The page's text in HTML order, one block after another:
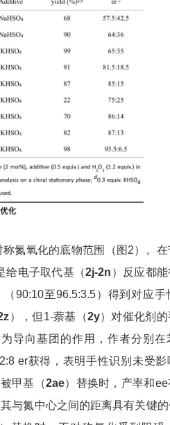
氮氧化的底物范围（图2）。
给电子取代基（2j-2n ）反应都
90:10至96.5:3.5）得到对应手
），但1-萘基（2y）对催化剂的
导向基团的作用，作者分别在
er获得，表明手性识别未受影
甲基（2ae）替换时，产率和
与氮中心之间的距离具有关键